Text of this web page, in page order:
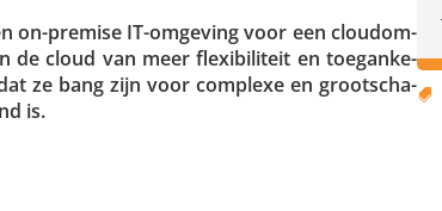
on-premise IT-omgeving voor een cloudom­
de cloud van meer flexi­bi­li­teit en toegan­ke­
ze bang zijn voor complexe en groot­scha­
is.
